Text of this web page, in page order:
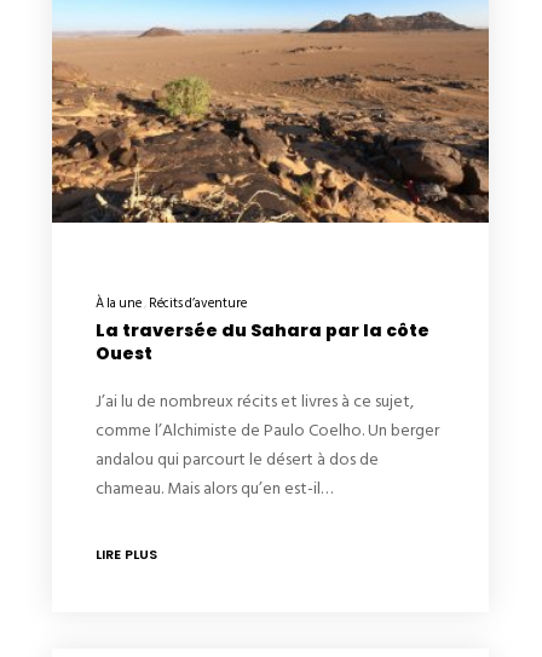
À la une Récits d’aventure
La traversée du Sahara par la côte
Ouest
J’ai lu de nombreux récits et livres à ce sujet,
comme l’Alchimiste de Paulo Coelho. Un berger
andalou qui parcourt le désert à dos de
chameau. Mais alors qu’en est-il…
LIRE PLUS